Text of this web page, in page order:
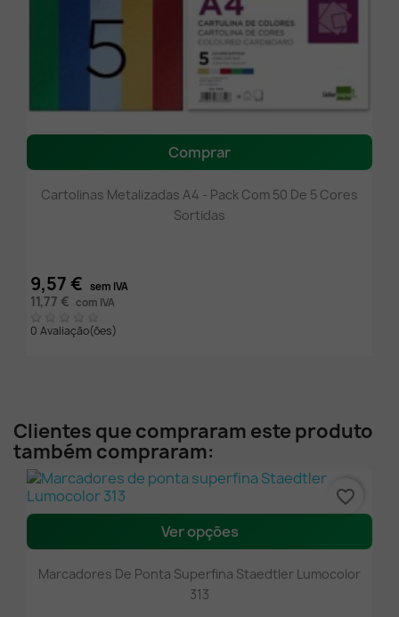
Comprar
Cartolinas Metalizadas A4 - Pack Com 50 De 5 Cores
Sortidas
9,57 € sem IVA
11,77 € com IVA
0 Avaliação(ões)
Clientes que compraram este produto
também compraram:
Ver opções
Marcadores De Ponta Superfina Staedtler Lumocolor
313
favorite_border